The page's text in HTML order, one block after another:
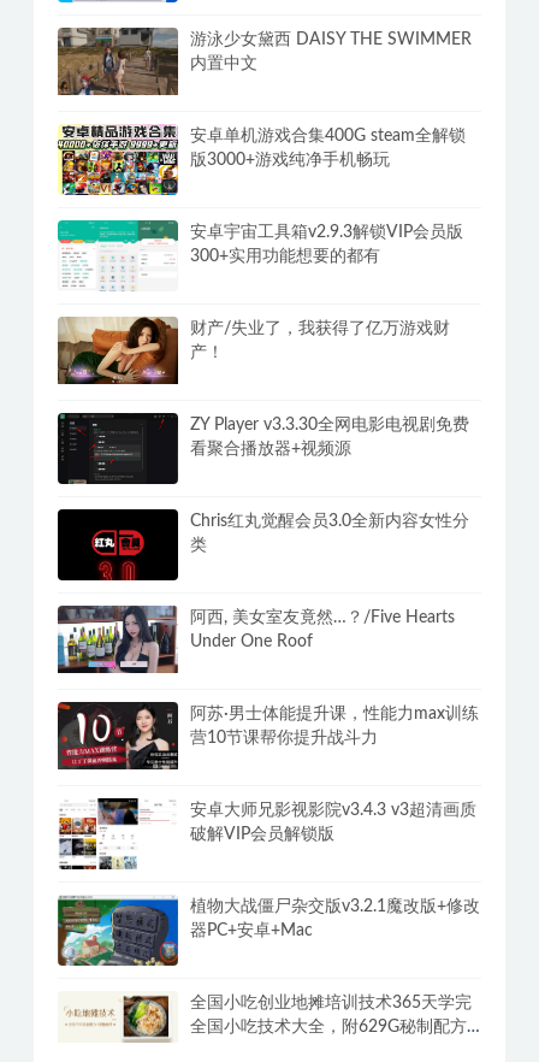
游泳少女黛西 DAISY THE SWIMMER
内置中文
安卓单机游戏合集400G steam全解锁
版3000+游戏纯净手机畅玩
安卓宇宙工具箱v2.9.3解锁VIP会员版
300+实用功能想要的都有
财产/失业了，我获得了亿万游戏财
产！
ZY Player v3.3.30全网电影电视剧免费
看聚合播放器+视频源
Chris红丸觉醒会员3.0全新内容女性分
类
阿西, 美女室友竟然…？/Five Hearts
Under One Roof
阿苏·男士体能提升课，性能力max训练
营10节课帮你提升战斗力
安卓大师兄影视影院v3.4.3 v3超清画质
破解VIP会员解锁版
植物大战僵尸杂交版v3.2.1魔改版+修改
器PC+安卓+Mac
全国小吃创业地摊培训技术365天学完
全国小吃技术大全，附629G秘制配方